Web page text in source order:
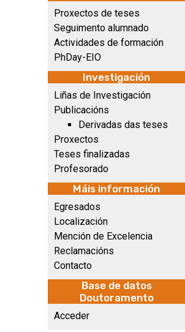
Proxectos de teses
Seguimento alumnado
Actividades de formación
PhDay-EIO
Investigación
Liñas de Investigación
Publicacións
Derivadas das teses
Proxectos
Teses finalizadas
Profesorado
Máis información
Egresados
Localización
Mención de Excelencia
Reclamacións
Contacto
Base de datos
Doutoramento
Acceder